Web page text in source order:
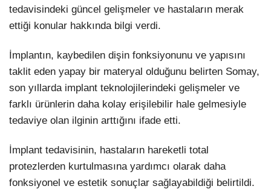
tedavisindeki güncel gelişmeler ve hastaların merak
ettiği konular hakkında bilgi verdi.
İmplantın, kaybedilen dişin fonksiyonunu ve yapısını
taklit eden yapay bir materyal olduğunu belirten Somay,
son yıllarda implant teknolojilerindeki gelişmeler ve
farklı ürünlerin daha kolay erişilebilir hale gelmesiyle
tedaviye olan ilginin arttığını ifade etti.
İmplant tedavisinin, hastaların hareketli total
protezlerden kurtulmasına yardımcı olarak daha
fonksiyonel ve estetik sonuçlar sağlayabildiği belirtildi.